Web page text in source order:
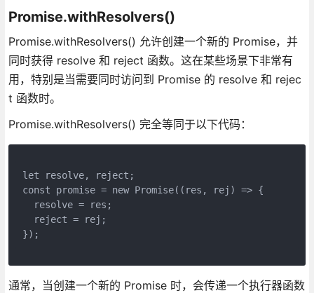
Promise.withResolvers()
Promise.withResolvers() 允许创建一个新的 Promise，并
同时获得 resolve 和 reject 函数。这在某些场景下非常有
用，特别是当需要同时访问到 Promise 的 resolve 和 rejec
t 函数时。
Promise.withResolvers() 完全等同于以下代码：
let resolve, reject;
const promise = new Promise((res, rej) => {
  resolve = res;
  reject = rej;
});
通常，当创建一个新的 Promise 时，会传递一个执行器函数